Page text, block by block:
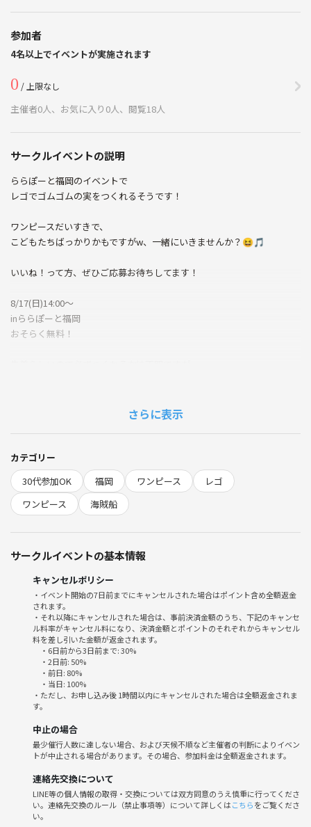
参加者
4名以上でイベントが実施されます
0 / 上限なし
主催者0人、お気に入り0人、閲覧18人
サークルイベントの説明
ららぽーと福岡のイベントで
レゴでゴムゴムの実をつくれるそうです！
ワンピースだいすきで、
こどもたちばっかりかもですがw、一緒にいきませんか？😆🎵
いいね！って方、ぜひご応募お待ちしてます！
8/17(日)14:00〜
inららぽーと福岡
おそらく無料！
さらに表示
カテゴリー
30代参加OK
福岡 ワンピース
レゴ
ワンピース
海賊船
サークルイベントの基本情報
キャンセルポリシー
・イベント開始の7日前までにキャンセルされた場合はポイント含め全額返金
されます。
・それ以降にキャンセルされた場合は、事前決済金額のうち、下記のキャンセ
ル料率がキャンセル料になり、決済金額とポイントのそれぞれからキャンセル
料を差し引いた金額が返金されます。
・6日前から3日前まで: 30%
・2日前: 50%
・前日: 80%
・当日: 100%
・ただし、お申し込み後 1時間以内にキャンセルされた場合は全額返金されま
す。
中止の場合
最少催行人数に達しない場合、および天候不順など主催者の判断によりイベン
トが中止される場合があります。その場合、参加料金は全額返金されます。
連絡先交換について
LINE等の個人情報の取得・交換については双方同意のうえ慎重に行ってくださ
い。連絡先交換のルール（禁止事項等）について詳しくはこちらをご覧くださ
い。